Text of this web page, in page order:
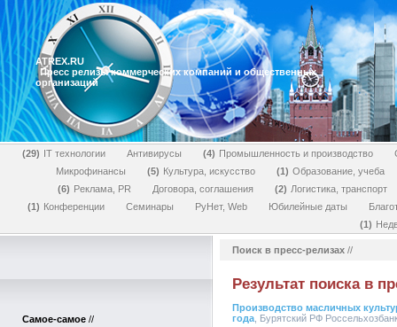
ATREX.RU
Пресс релизы коммерческих компаний и общественных
организаций
29 IT технологии Антивирусы 4 Промышленность и производство
Микрофинансы
5 Культура, искусство 1
Образование, учеба
6
Реклама, PR Договора, соглашения 2
Логистика, транспорт
1
Конференции Семинары РуНет, Web Юбилейные даты
1
Самое-самое //
Поиск в пресс-релизах //
Результат поиска в
Производство масличных
года , Бурятский РФ